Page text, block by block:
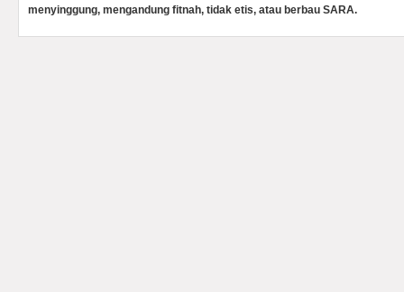
menyinggung, mengandung fitnah, tidak etis, atau berbau SARA.